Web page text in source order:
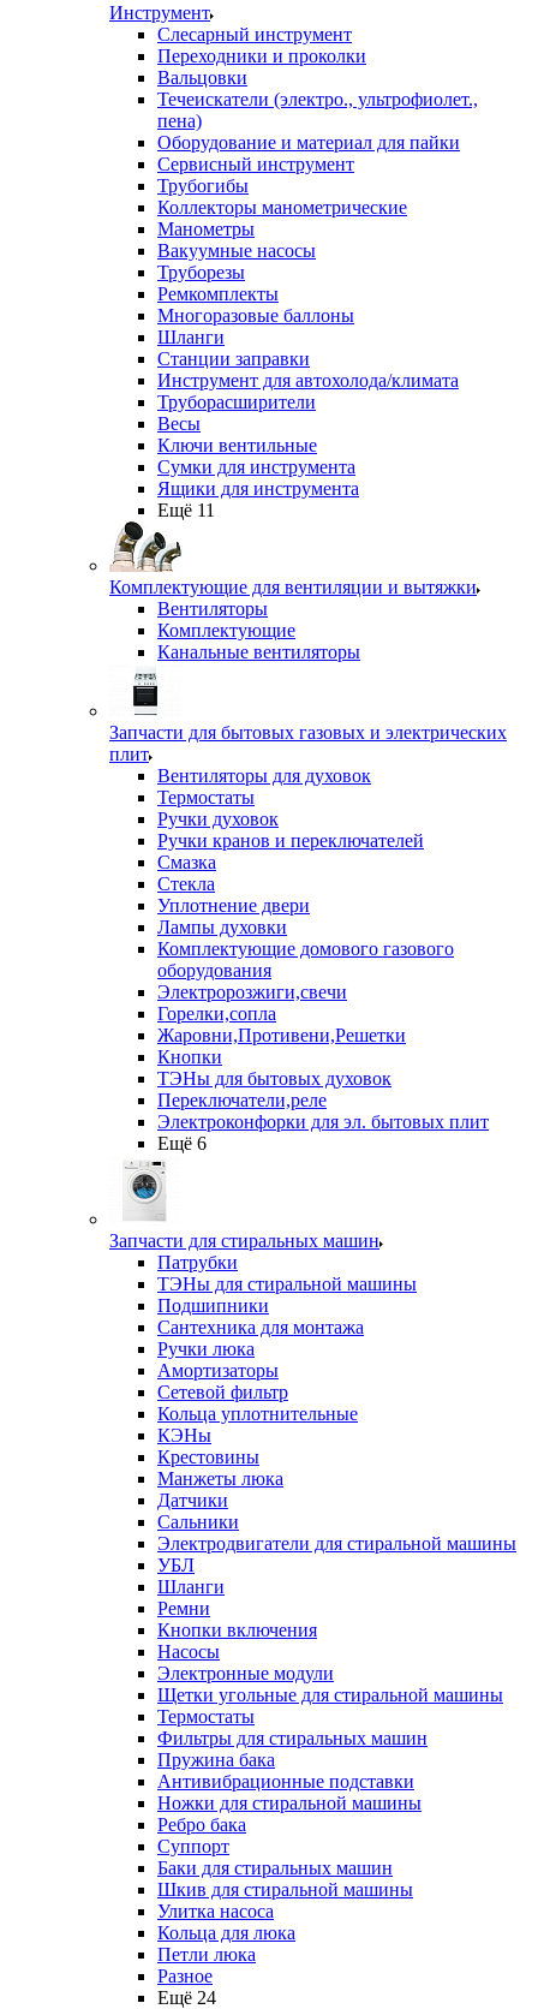
Инструмент
Слесарный инструмент
Переходники и проколки
Вальцовки
Течеискатели (электро., ультрофиолет.,
пена)
Оборудование и материал для пайки
Сервисный инструмент
Трубогибы
Коллекторы манометрические
Манометры
Вакуумные насосы
Труборезы
Ремкомплекты
Многоразовые баллоны
Шланги
Станции заправки
Инструмент для автохолода/климата
Труборасширители
Весы
Ключи вентильные
Сумки для инструмента
Ящики для инструмента
Ещё 11
Комплектующие для вентиляции и вытяжки
Вентиляторы
Комплектующие
Канальные вентиляторы
Запчасти для бытовых газовых и электрических
плит
Вентиляторы для духовок
Термостаты
Ручки духовок
Ручки кранов и переключателей
Смазка
Стекла
Уплотнение двери
Лампы духовки
Комплектующие домового газового
оборудования
Электророзжиги,свечи
Горелки,сопла
Жаровни,Противени,Решетки
Кнопки
ТЭНы для бытовых духовок
Переключатели,реле
Электроконфорки для эл. бытовых плит
Ещё 6
Запчасти для стиральных машин
Патрубки
ТЭНы для стиральной машины
Подшипники
Сантехника для монтажа
Ручки люка
Амортизаторы
Сетевой фильтр
Кольца уплотнительные
КЭНы
Крестовины
Манжеты люка
Датчики
Сальники
Электродвигатели для стиральной машины
УБЛ
Шланги
Ремни
Кнопки включения
Насосы
Электронные модули
Щетки угольные для стиральной машины
Термостаты
Фильтры для стиральных машин
Пружина бака
Антивибрационные подставки
Ножки для стиральной машины
Ребро бака
Суппорт
Баки для стиральных машин
Шкив для стиральной машины
Улитка насоса
Кольца для люка
Петли люка
Разное
Ещё 24